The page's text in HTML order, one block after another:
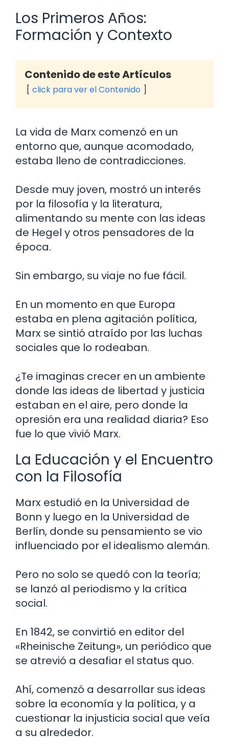
Los Primeros Años:
Formación y Contexto
Contenido de este Artículos
click para ver el Contenido
La vida de Marx comenzó en un
entorno que, aunque acomodado,
estaba lleno de contradicciones.
Desde muy joven, mostró un interés
por la filosofía y la literatura,
alimentando su mente con las ideas
de Hegel y otros pensadores de la
época.
Sin embargo, su viaje no fue fácil.
En un momento en que Europa
estaba en plena agitación política,
Marx se sintió atraído por las luchas
sociales que lo rodeaban.
¿Te imaginas crecer en un ambiente
donde las ideas de libertad y justicia
estaban en el aire, pero donde la
opresión era una realidad diaria? Eso
fue lo que vivió Marx.
La Educación y el Encuentro
con la Filosofía
Marx estudió en la Universidad de
Bonn y luego en la Universidad de
Berlín, donde su pensamiento se vio
influenciado por el idealismo alemán.
Pero no solo se quedó con la teoría;
se lanzó al periodismo y la crítica
social.
En 1842, se convirtió en editor del
«Rheinische Zeitung», un periódico que
se atrevió a desafiar el status quo.
Ahí, comenzó a desarrollar sus ideas
sobre la economía y la política, y a
cuestionar la injusticia social que veía
a su alrededor.